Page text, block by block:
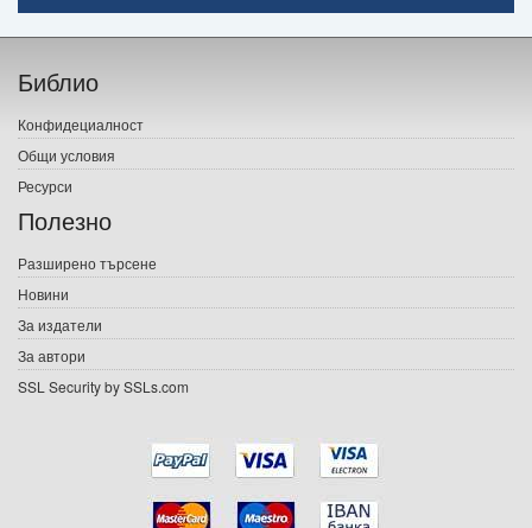
Начало
Печатни книги
Електронни книги
Е-списания
Подаръци
Ваучери
Библио
Конфидециалност
Общи условия
Ресурси
Полезно
Разширено търсене
Новини
За издатели
За автори
SSL Security by SSLs.com